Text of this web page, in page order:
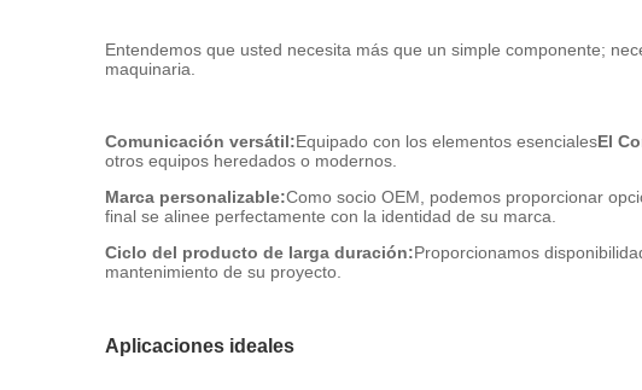
Entendemos que usted necesita más que un simple componente;
maquinaria.
Comunicación versátil:Equipado con los elementos esencialesEl
otros equipos heredados o modernos.
Marca personalizable:Como socio OEM, podemos proporcionar
final se alinee perfectamente con la identidad de su marca.
Ciclo del producto de larga duración:Proporcionamos
mantenimiento de su proyecto.
Aplicaciones ideales